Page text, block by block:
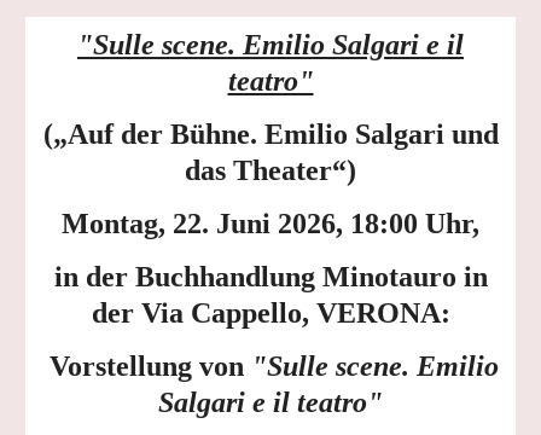
"Sulle scene. Emilio Salgari e il
teatro"
(„Auf der Bühne. Emilio Salgari und
das Theater“)
Montag, 22. Juni 2026, 18:00 Uhr,
in der Buchhandlung Minotauro in
der Via Cappello, VERONA:
Vorstellung von "Sulle scene. Emilio
Salgari e il teatro"